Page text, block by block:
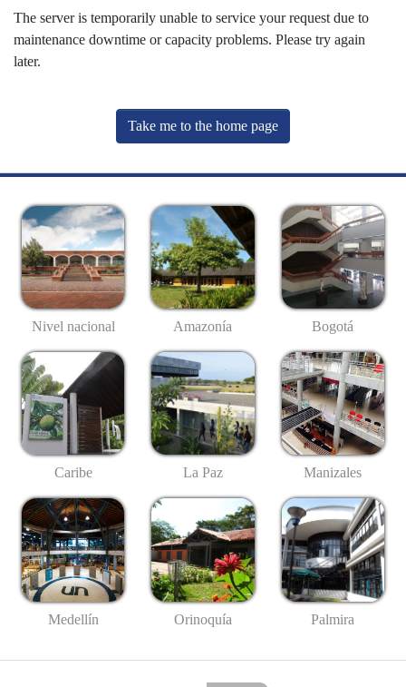
The server is temporarily unable to service your request due to
maintenance downtime or capacity problems. Please try again
later.
Take me to the home page
Nivel nacional Amazonía Bogotá
Caribe La Paz Manizales
Medellín Orinoquía Palmira